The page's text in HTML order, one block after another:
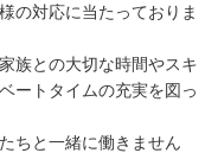
様の対応に当たっておりま
族との大切な時間やスキ
ートタイムの充実を図っ
ちと一緒に働きません